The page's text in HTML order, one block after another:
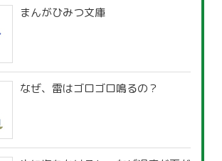
まんがひみつ文庫
なぜ、雷はゴロゴロ鳴るの？